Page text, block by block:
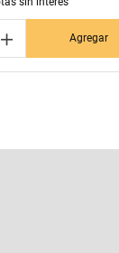
＋ Agregar